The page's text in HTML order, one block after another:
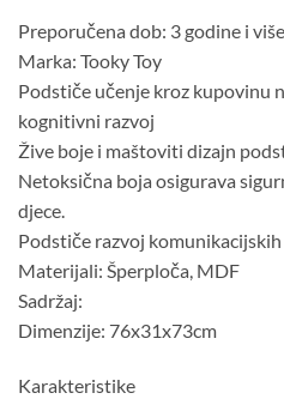
Preporučena dob: 3 godine i više
Marka: Tooky Toy
Podstiče učenje kroz kupovinu
kognitivni razvoj
Žive boje i maštoviti dizajn
Netoksična boja osigurava
djece.
Podstiče razvoj
Materijali: Šperploča, MDF
Sadržaj:
Dimenzije: 76x31x73cm
Karakteristike